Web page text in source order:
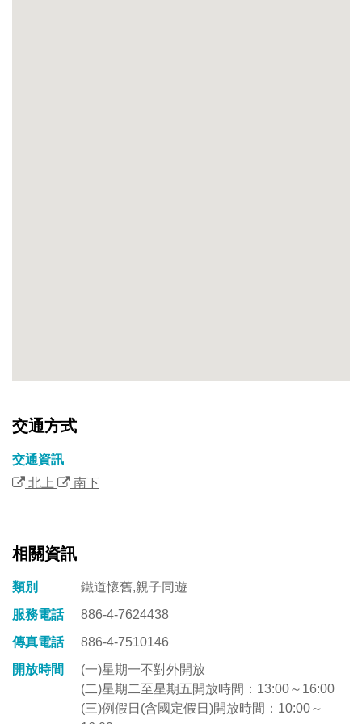
交通方式
交通資訊
北上
南下
相關資訊
類別
鐵道懷舊,親子同遊
服務電話
886-4-7624438
傳真電話
886-4-7510146
開放時間
(一)星期一不對外開放
(二)星期二至星期五開放時間：13:00～16:00
(三)例假日(含國定假日)開放時間：10:00～